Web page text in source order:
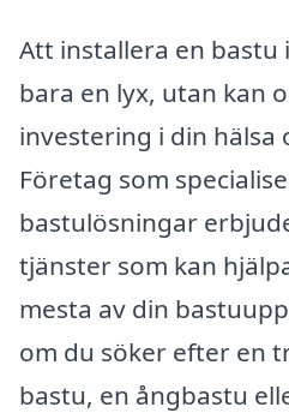
Att installera en bastu
bara en lyx, utan kan
investering i din hälsa
Företag som
bastulösningar
tjänster som kan
mesta av din
om du söker efter en
bastu, en ångbastu